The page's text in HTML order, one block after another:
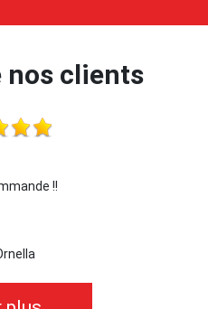
nos clients
!!